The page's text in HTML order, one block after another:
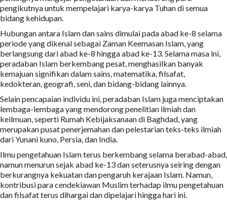
pengikutnya untuk mempelajari karya-karya Tuhan di semua
bidang kehidupan.
Hubungan antara Islam dan sains dimulai pada abad ke-8 selama
periode yang dikenal sebagai Zaman Keemasan Islam, yang
berlangsung dari abad ke-8 hingga abad ke-13. Selama masa ini,
peradaban Islam berkembang pesat, menghasilkan banyak
kemajuan signifikan dalam sains, matematika, filsafat,
kedokteran, geografi, seni, dan bidang-bidang lainnya.
Selain pencapaian individu ini, peradaban Islam juga menciptakan
lembaga-lembaga yang mendorong penelitian ilmiah dan
keilmuan, seperti Rumah Kebijaksanaan di Baghdad, yang
merupakan pusat penerjemahan dan pelestarian teks-teks ilmiah
dari Yunani kuno, Persia, dan India.
Ilmu pengetahuan Islam terus berkembang selama berabad-abad,
namun menurun sejak abad ke-13 dan seterusnya seiring dengan
berkurangnya kekuatan dan pengaruh kerajaan Islam. Namun,
kontribusi para cendekiawan Muslim terhadap ilmu pengetahuan
dan filsafat terus dihargai dan dipelajari hingga hari ini.